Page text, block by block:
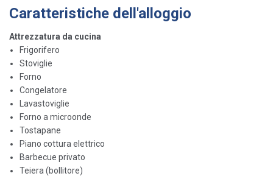
Caratteristiche dell'alloggio
Attrezzatura da cucina
Frigorifero
Stoviglie
Forno
Congelatore
Lavastoviglie
Forno a microonde
Tostapane
Piano cottura elettrico
Barbecue privato
Teiera (bollitore)